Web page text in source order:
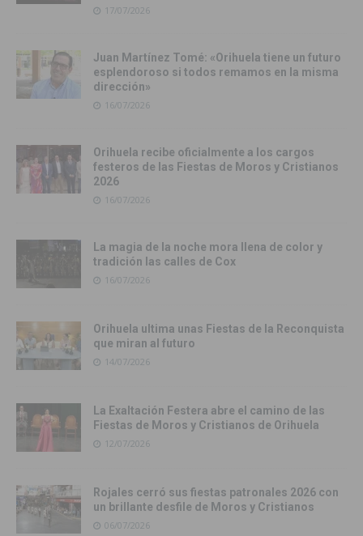
17/07/2026
Juan Martínez Tomé: «Orihuela tiene un futuro
esplendoroso si todos remamos en la misma
dirección»
16/07/2026
Orihuela recibe oficialmente a los cargos
festeros de las Fiestas de Moros y Cristianos
2026
16/07/2026
La magia de la noche mora llena de color y
tradición las calles de Cox
16/07/2026
Orihuela ultima unas Fiestas de la Reconquista
que miran al futuro
14/07/2026
La Exaltación Festera abre el camino de las
Fiestas de Moros y Cristianos de Orihuela
12/07/2026
Rojales cerró sus fiestas patronales 2026 con
un brillante desfile de Moros y Cristianos
06/07/2026